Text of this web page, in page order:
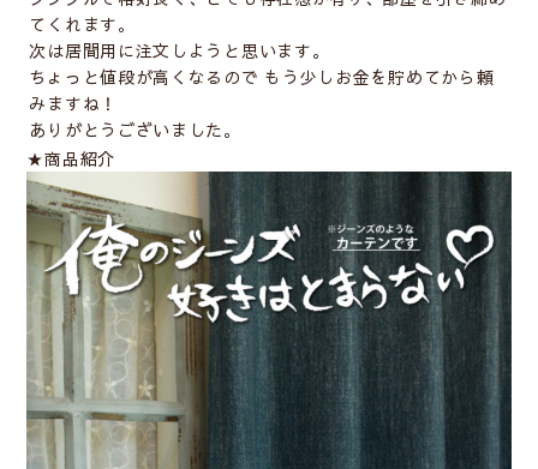
てくれます。
次は居間用に注文しようと思います。
ちょっと値段が高くなるので もう少しお金を貯めてから頼
みますね！
ありがとうございました。
★商品紹介